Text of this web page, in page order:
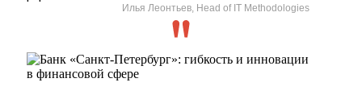
Илья Леонтьев, Head of IT Methodologies